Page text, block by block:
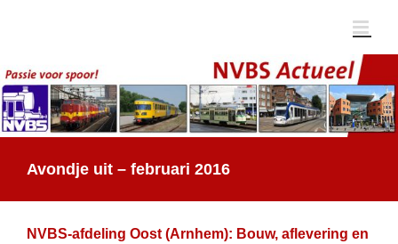
Avondje uit – februari 2016
NVBS-afdeling Oost (Arnhem): Bouw, aflevering en